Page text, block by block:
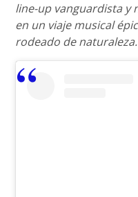
line-up vanguardista y
en un viaje musical
rodeado de naturaleza.